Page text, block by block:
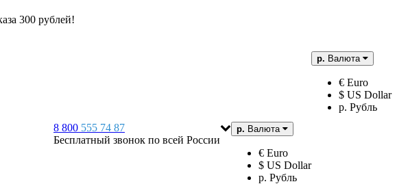
300 рублей!
р. Валюта
€ Euro
$ US Dollar
р. Рубль
р. Валюта
€ Euro
$ US Dollar
р. Рубль
8 800 555 74 87
Бесплатный звонок по всей России